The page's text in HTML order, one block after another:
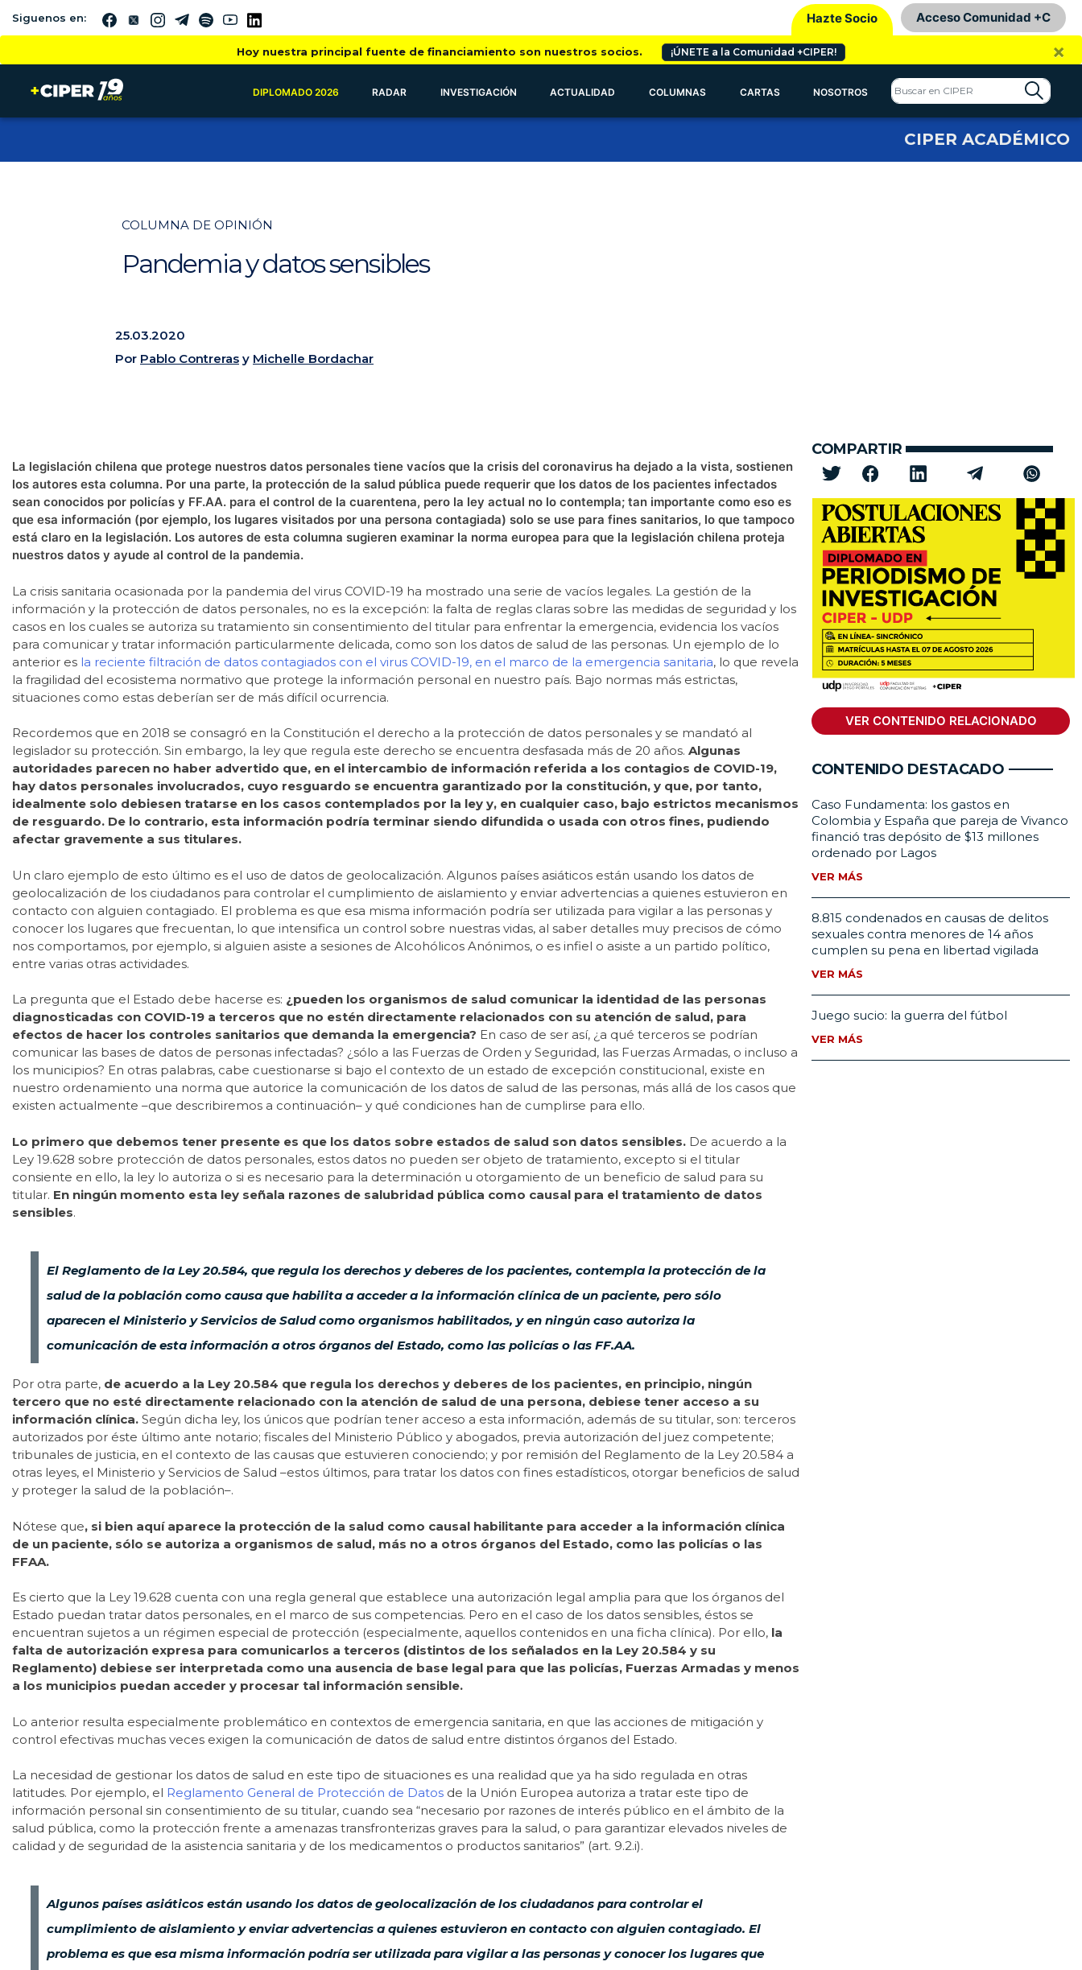
Siguenos en: Hazte Socio Acceso Comunidad +C
Hoy nuestra principal fuente de financiamiento son nuestros socios. ¡ÚNETE a la Comunidad +CIPER! ×
DIPLOMADO 2026 RADAR INVESTIGACIÓN ACTUALIDAD COLUMNAS CARTAS NOSOTROS
CIPER ACADÉMICO
COLUMNA DE OPINIÓN
Pandemia y datos sensibles
25.03.2020
Por Pablo Contreras y Michelle Bordachar
La legislación chilena que protege nuestros datos personales tiene vacíos que la crisis del coronavirus ha dejado a la vista, sostienen
los autores esta columna. Por una parte, la protección de la salud pública puede requerir que los datos de los pacientes infectados
sean conocidos por policías y FF.AA. para el control de la cuarentena, pero la ley actual no lo contempla; tan importante como eso es
que esa información (por ejemplo, los lugares visitados por una persona contagiada) solo se use para fines sanitarios, lo que tampoco
está claro en la legislación. Los autores de esta columna sugieren examinar la norma europea para que la legislación chilena proteja
nuestros datos y ayude al control de la pandemia.
La crisis sanitaria ocasionada por la pandemia del virus COVID-19 ha mostrado una serie de vacíos legales. La gestión de la
información y la protección de datos personales, no es la excepción: la falta de reglas claras sobre las medidas de seguridad y los
casos en los cuales se autoriza su tratamiento sin consentimiento del titular para enfrentar la emergencia, evidencia los vacíos
para comunicar y tratar información particularmente delicada, como son los datos de salud de las personas. Un ejemplo de lo
anterior es la reciente filtración de datos contagiados con el virus COVID-19, en el marco de la emergencia sanitaria, lo que revela
la fragilidad del ecosistema normativo que protege la información personal en nuestro país. Bajo normas más estrictas,
situaciones como estas deberían ser de más difícil ocurrencia.
Recordemos que en 2018 se consagró en la Constitución el derecho a la protección de datos personales y se mandató al
legislador su protección. Sin embargo, la ley que regula este derecho se encuentra desfasada más de 20 años. Algunas
autoridades parecen no haber advertido que, en el intercambio de información referida a los contagios de COVID-19,
hay datos personales involucrados, cuyo resguardo se encuentra garantizado por la constitución, y que, por tanto,
idealmente solo debiesen tratarse en los casos contemplados por la ley y, en cualquier caso, bajo estrictos mecanismos
de resguardo. De lo contrario, esta información podría terminar siendo difundida o usada con otros fines, pudiendo
afectar gravemente a sus titulares.
Un claro ejemplo de esto último es el uso de datos de geolocalización. Algunos países asiáticos están usando los datos de
geolocalización de los ciudadanos para controlar el cumplimiento de aislamiento y enviar advertencias a quienes estuvieron en
contacto con alguien contagiado. El problema es que esa misma información podría ser utilizada para vigilar a las personas y
conocer los lugares que frecuentan, lo que intensifica un control sobre nuestras vidas, al saber detalles muy precisos de cómo
nos comportamos, por ejemplo, si alguien asiste a sesiones de Alcohólicos Anónimos, o es infiel o asiste a un partido político,
entre varias otras actividades.
La pregunta que el Estado debe hacerse es: ¿pueden los organismos de salud comunicar la identidad de las personas
diagnosticadas con COVID-19 a terceros que no estén directamente relacionados con su atención de salud, para
efectos de hacer los controles sanitarios que demanda la emergencia? En caso de ser así, ¿a qué terceros se podrían
comunicar las bases de datos de personas infectadas? ¿sólo a las Fuerzas de Orden y Seguridad, las Fuerzas Armadas, o incluso a
los municipios? En otras palabras, cabe cuestionarse si bajo el contexto de un estado de excepción constitucional, existe en
nuestro ordenamiento una norma que autorice la comunicación de los datos de salud de las personas, más allá de los casos que
existen actualmente –que describiremos a continuación– y qué condiciones han de cumplirse para ello.
Lo primero que debemos tener presente es que los datos sobre estados de salud son datos sensibles. De acuerdo a la
Ley 19.628 sobre protección de datos personales, estos datos no pueden ser objeto de tratamiento, excepto si el titular
consiente en ello, la ley lo autoriza o si es necesario para la determinación u otorgamiento de un beneficio de salud para su
titular. En ningún momento esta ley señala razones de salubridad pública como causal para el tratamiento de datos
sensibles.
El Reglamento de la Ley 20.584, que regula los derechos y deberes de los pacientes, contempla la protección de la
salud de la población como causa que habilita a acceder a la información clínica de un paciente, pero sólo
aparecen el Ministerio y Servicios de Salud como organismos habilitados, y en ningún caso autoriza la
comunicación de esta información a otros órganos del Estado, como las policías o las FF.AA.
Por otra parte, de acuerdo a la Ley 20.584 que regula los derechos y deberes de los pacientes, en principio, ningún
tercero que no esté directamente relacionado con la atención de salud de una persona, debiese tener acceso a su
información clínica. Según dicha ley, los únicos que podrían tener acceso a esta información, además de su titular, son: terceros
autorizados por éste último ante notario; fiscales del Ministerio Público y abogados, previa autorización del juez competente;
tribunales de justicia, en el contexto de las causas que estuvieren conociendo; y por remisión del Reglamento de la Ley 20.584 a
otras leyes, el Ministerio y Servicios de Salud –estos últimos, para tratar los datos con fines estadísticos, otorgar beneficios de salud
y proteger la salud de la población–.
Nótese que, si bien aquí aparece la protección de la salud como causal habilitante para acceder a la información clínica
de un paciente, sólo se autoriza a organismos de salud, más no a otros órganos del Estado, como las policías o las
FFAA.
Es cierto que la Ley 19.628 cuenta con una regla general que establece una autorización legal amplia para que los órganos del
Estado puedan tratar datos personales, en el marco de sus competencias. Pero en el caso de los datos sensibles, éstos se
encuentran sujetos a un régimen especial de protección (especialmente, aquellos contenidos en una ficha clínica). Por ello, la
falta de autorización expresa para comunicarlos a terceros (distintos de los señalados en la Ley 20.584 y su
Reglamento) debiese ser interpretada como una ausencia de base legal para que las policías, Fuerzas Armadas y menos
a los municipios puedan acceder y procesar tal información sensible.
Lo anterior resulta especialmente problemático en contextos de emergencia sanitaria, en que las acciones de mitigación y
control efectivas muchas veces exigen la comunicación de datos de salud entre distintos órganos del Estado.
La necesidad de gestionar los datos de salud en este tipo de situaciones es una realidad que ya ha sido regulada en otras
latitudes. Por ejemplo, el Reglamento General de Protección de Datos de la Unión Europea autoriza a tratar este tipo de
información personal sin consentimiento de su titular, cuando sea “necesario por razones de interés público en el ámbito de la
salud pública, como la protección frente a amenazas transfronterizas graves para la salud, o para garantizar elevados niveles de
calidad y de seguridad de la asistencia sanitaria y de los medicamentos o productos sanitarios” (art. 9.2.i).
Algunos países asiáticos están usando los datos de geolocalización de los ciudadanos para controlar el
cumplimiento de aislamiento y enviar advertencias a quienes estuvieron en contacto con alguien contagiado. El
problema es que esa misma información podría ser utilizada para vigilar a las personas y conocer los lugares que
COMPARTIR
VER CONTENIDO RELACIONADO
CONTENIDO DESTACADO
Caso Fundamenta: los gastos en
Colombia y España que pareja de Vivanco
financió tras depósito de $13 millones
ordenado por Lagos
VER MÁS
8.815 condenados en causas de delitos
sexuales contra menores de 14 años
cumplen su pena en libertad vigilada
VER MÁS
Juego sucio: la guerra del fútbol
VER MÁS